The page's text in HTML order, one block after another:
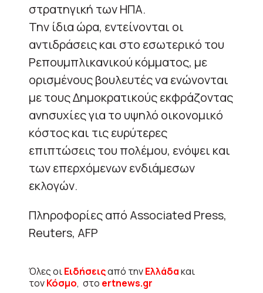
στρατηγική των ΗΠΑ.
Την ίδια ώρα, εντείνονται οι
αντιδράσεις και στο εσωτερικό του
Ρεπουμπλικανικού κόμματος, με
ορισμένους βουλευτές να ενώνονται
με τους Δημοκρατικούς εκφράζοντας
ανησυχίες για το υψηλό οικονομικό
κόστος και τις ευρύτερες
επιπτώσεις του πολέμου, ενόψει και
των επερχόμενων ενδιάμεσων
εκλογών.
Πληροφορίες από Associated Press,
Reuters, AFP
Όλες οιΕιδήσειςαπό τηνΕλλάδακαι
τονΚόσμο, στο ertnews.gr